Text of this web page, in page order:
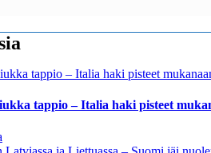
tappio – Italia haki pisteet